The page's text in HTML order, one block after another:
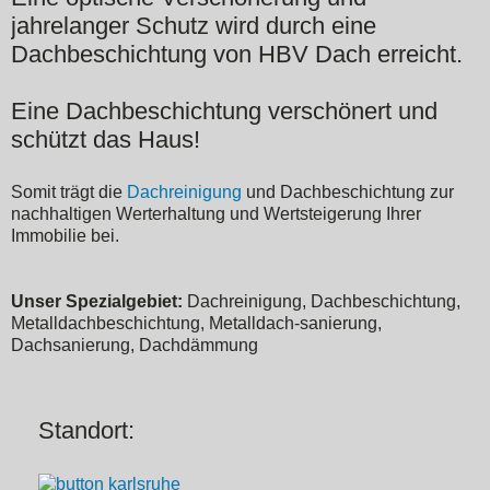
jahrelanger Schutz wird durch eine
Dachbeschichtung von HBV Dach erreicht.
Eine Dachbeschichtung verschönert und
schützt das Haus!
Somit trägt die Dachreinigung und Dachbeschichtung zur
nachhaltigen Werterhaltung und Wertsteigerung Ihrer
Immobilie bei.
Unser Spezialgebiet: Dachreinigung, Dachbeschichtung,
Metalldachbeschichtung, Metalldach-sanierung,
Dachsanierung, Dachdämmung
Standort: